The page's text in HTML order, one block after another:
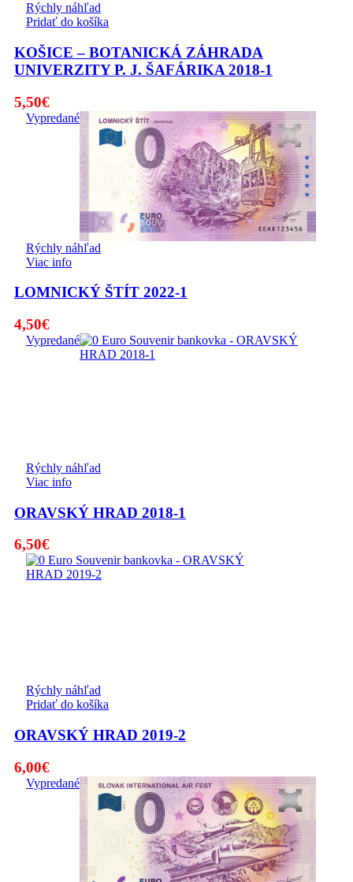
Rýchly náhľad
Pridať do košíka
KOŠICE – BOTANICKÁ ZÁHRADA
UNIVERZITY P. J. ŠAFÁRIKA 2018-1
5,50€
Vypredané
Rýchly náhľad
Viac info
LOMNICKÝ ŠTÍT 2022-1
4,50€
Vypredané
Rýchly náhľad
Viac info
ORAVSKÝ HRAD 2018-1
6,50€
Rýchly náhľad
Pridať do košíka
ORAVSKÝ HRAD 2019-2
6,00€
Vypredané